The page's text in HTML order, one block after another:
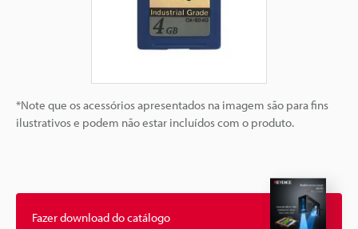
*Note que os acessórios apresentados na imagem são para fins
ilustrativos e podem não estar incluídos com o produto.
Fazer download do catálogo